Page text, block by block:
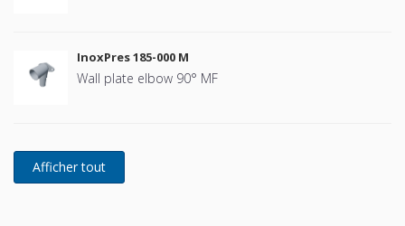
InoxPres 185-000 M
Wall plate elbow 90° MF